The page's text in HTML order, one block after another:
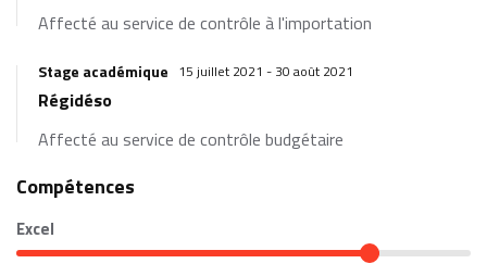
Affecté au service de contrôle à l'importation
Stage académique 15 juillet 2021 - 30 août 2021
Régidéso
Affecté au service de contrôle budgétaire
Compétences
Excel